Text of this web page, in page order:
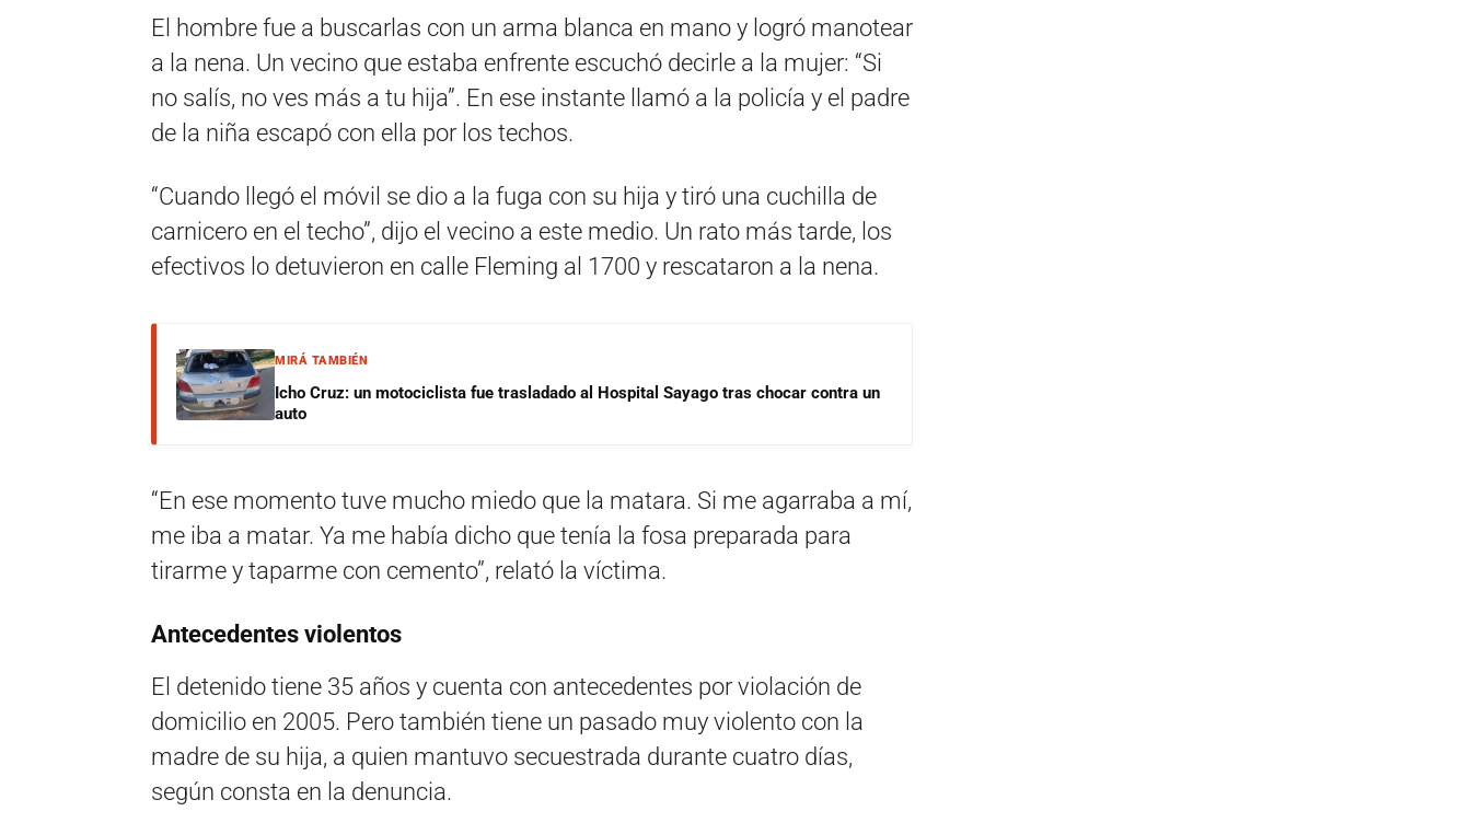
El hombre fue a buscarlas con un arma blanca en mano y logró manotear
a la nena. Un vecino que estaba enfrente escuchó decirle a la mujer: “Si
no salís, no ves más a tu hija”. En ese instante llamó a la policía y el padre
de la niña escapó con ella por los techos.
“Cuando llegó el móvil se dio a la fuga con su hija y tiró una cuchilla de
carnicero en el techo”, dijo el vecino a este medio. Un rato más tarde, los
efectivos lo detuvieron en calle Fleming al 1700 y rescataron a la nena.
MIRÁ TAMBIÉN
Icho Cruz: un motociclista fue trasladado al Hospital Sayago tras chocar contra un
auto
“En ese momento tuve mucho miedo que la matara. Si me agarraba a mí,
me iba a matar. Ya me había dicho que tenía la fosa preparada para
tirarme y taparme con cemento”, relató la víctima.
Antecedentes violentos
El detenido tiene 35 años y cuenta con antecedentes por violación de
domicilio en 2005. Pero también tiene un pasado muy violento con la
madre de su hija, a quien mantuvo secuestrada durante cuatro días,
según consta en la denuncia.